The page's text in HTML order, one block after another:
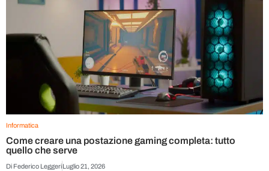
Informatica
Come creare una postazione gaming completa: tutto
quello che serve
Di Federico LeggeriLuglio 21, 2026